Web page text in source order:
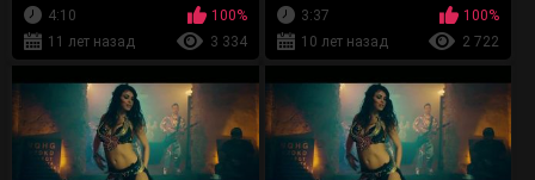
4:10
100%
11 лет назад
3 334
3:37
100%
10 лет назад
2 722